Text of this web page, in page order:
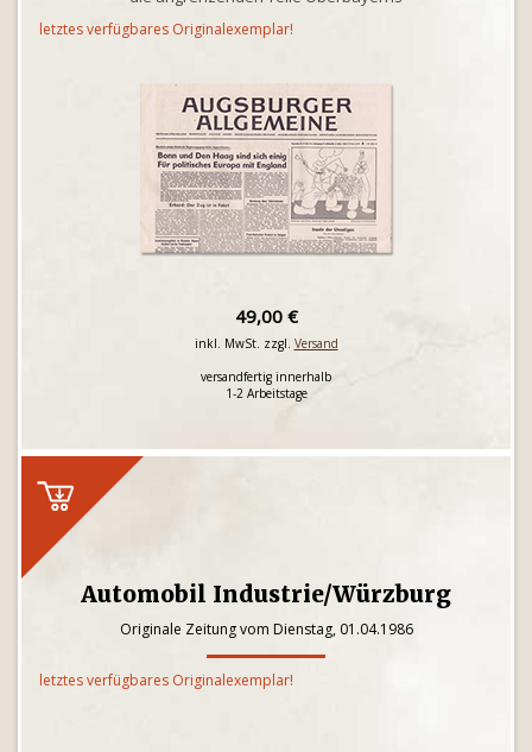
letztes verfügbares Originalexemplar!
49,00 €
inkl. MwSt. zzgl. Versand
versandfertig innerhalb
1-2 Arbeitstage
Automobil Industrie/Würzburg
Originale Zeitung vom Dienstag, 01.04.1986
letztes verfügbares Originalexemplar!